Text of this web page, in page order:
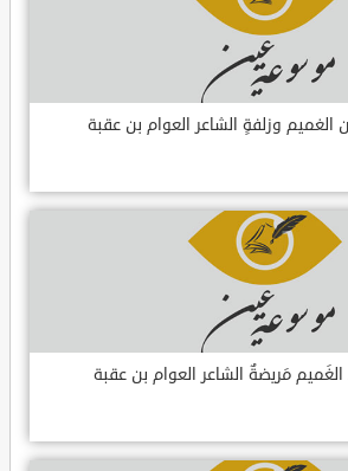
وزلفةٍ الشاعر العوام بن عقبة
مَريضةٌ الشاعر العوام بن عقبة